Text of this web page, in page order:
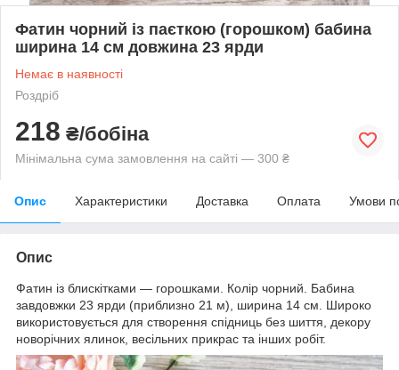
Фатин чорний із паєткою (горошком) бабина
ширина 14 см довжина 23 ярди
Немає в наявності
Роздріб
218 ₴/бобіна
Мінімальна сума замовлення на сайті — 300 ₴
Опис Характеристики Доставка Оплата Умови
Опис
Фатин із блискітками — горошками. Колір чорний. Бабина
завдовжки 23 ярди (приблизно 21 м), ширина 14 см. Широко
використовується для створення спідниць без шиття, декору
новорічних ялинок, весільних прикрас та інших робіт.